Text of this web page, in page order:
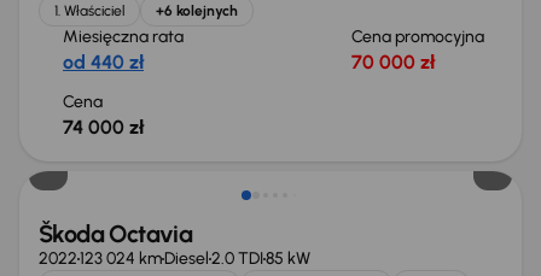
1. Właściciel
+6 kolejnych
Miesięczna rata
od 440 zł
Cena promocyjna
70 000 zł
Cena
74 000 zł
Škoda Octavia
2022123 024 kmDiesel2.0 TDI85 kW